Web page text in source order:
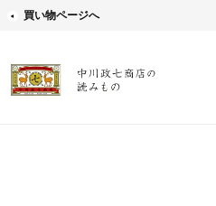
買い物ページへ